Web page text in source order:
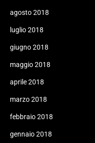
agosto 2018
luglio 2018
giugno 2018
maggio 2018
aprile 2018
marzo 2018
febbraio 2018
gennaio 2018